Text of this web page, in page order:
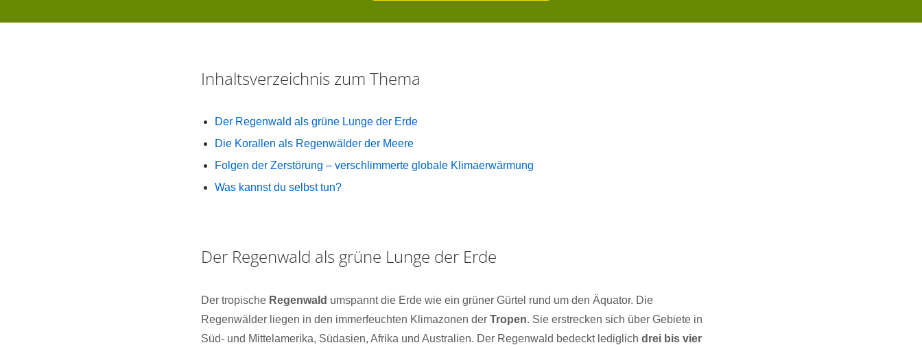
Inhaltsverzeichnis zum Thema
Der Regenwald als grüne Lunge der Erde
Die Korallen als Regenwälder der Meere
Folgen der Zerstörung – verschlimmerte globale Klimaerwärmung
Was kannst du selbst tun?
Der Regenwald als grüne Lunge der Erde
Der tropische Regenwald umspannt die Erde wie ein grüner Gürtel rund um den Äquator. Die
Regenwälder liegen in den immerfeuchten Klimazonen derTropen. Sie erstrecken sich über Gebiete in
Süd- und Mittelamerika, Südasien, Afrika und Australien. Der Regenwald bedeckt lediglichdrei bis vier